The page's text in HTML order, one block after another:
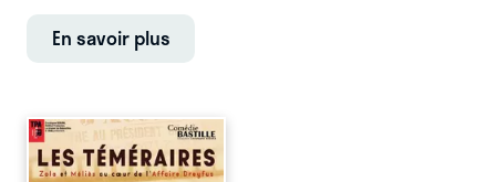
En savoir plus